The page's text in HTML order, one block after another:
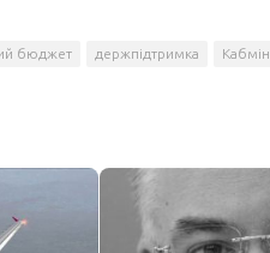
бюджет держпідтримка Кабмін